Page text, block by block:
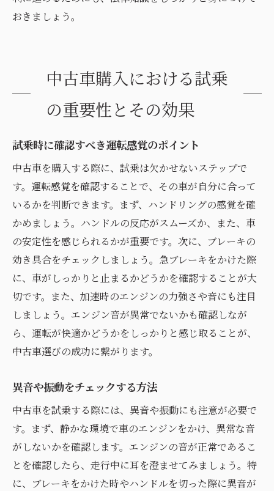
おきましょう。
中古車購入における試乗
の重要性とその効果
試乗時に確認すべき運転感覚のポイント
中古車を購入する際に、試乗は欠かせないステップで
す。運転感覚を確認することで、その車が自分に合って
いるかを判断できます。まず、ハンドリングの感覚を確
かめましょう。ハンドルの反応がスムーズか、また、車
の安定性を感じられるかが重要です。次に、ブレーキの
効き具合をチェックしましょう。急ブレーキをかけた際
に、車がしっかりと止まるかどうかを確認することが大
切です。また、加速時のエンジンの力強さや音にも注目
しましょう。エンジン音が異常でないかも確認しなが
ら、運転が快適かどうかをしっかりと感じ取ることが、
中古車選びの成功に繋がります。
異音や振動をチェックする方法
中古車を試乗する際には、異音や振動にも注意が必要で
す。まず、静かな環境で車のエンジンをかけ、異常な音
がしないかを確認します。エンジンの音が正常であるこ
とを確認したら、走行中に耳を澄ませてみましょう。特
に、ブレーキをかけた時やハンドルを切った際に異音が